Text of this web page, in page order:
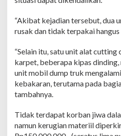
r
p
1
0
J
u
t
a
“Akibat kejadian tersebut, dua
rusak dan tidak terpakai
“Selain itu, satu unit alat cutting
karpet, beberapa kipas dinding,
unit mobil dump truk
kebakaran, terutama pada
tambahnya.
Tidak terdapat korban jiwa
namun kerugian materiil